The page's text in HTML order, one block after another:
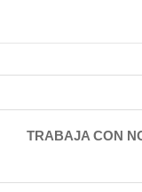
TRABAJA CON